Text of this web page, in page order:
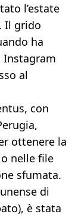
l’estate
Il grido
ha
al
con
ottenere la
nelle file
sfumata.
di
è stata